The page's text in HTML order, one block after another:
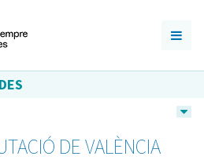
DE VALÈNCIA